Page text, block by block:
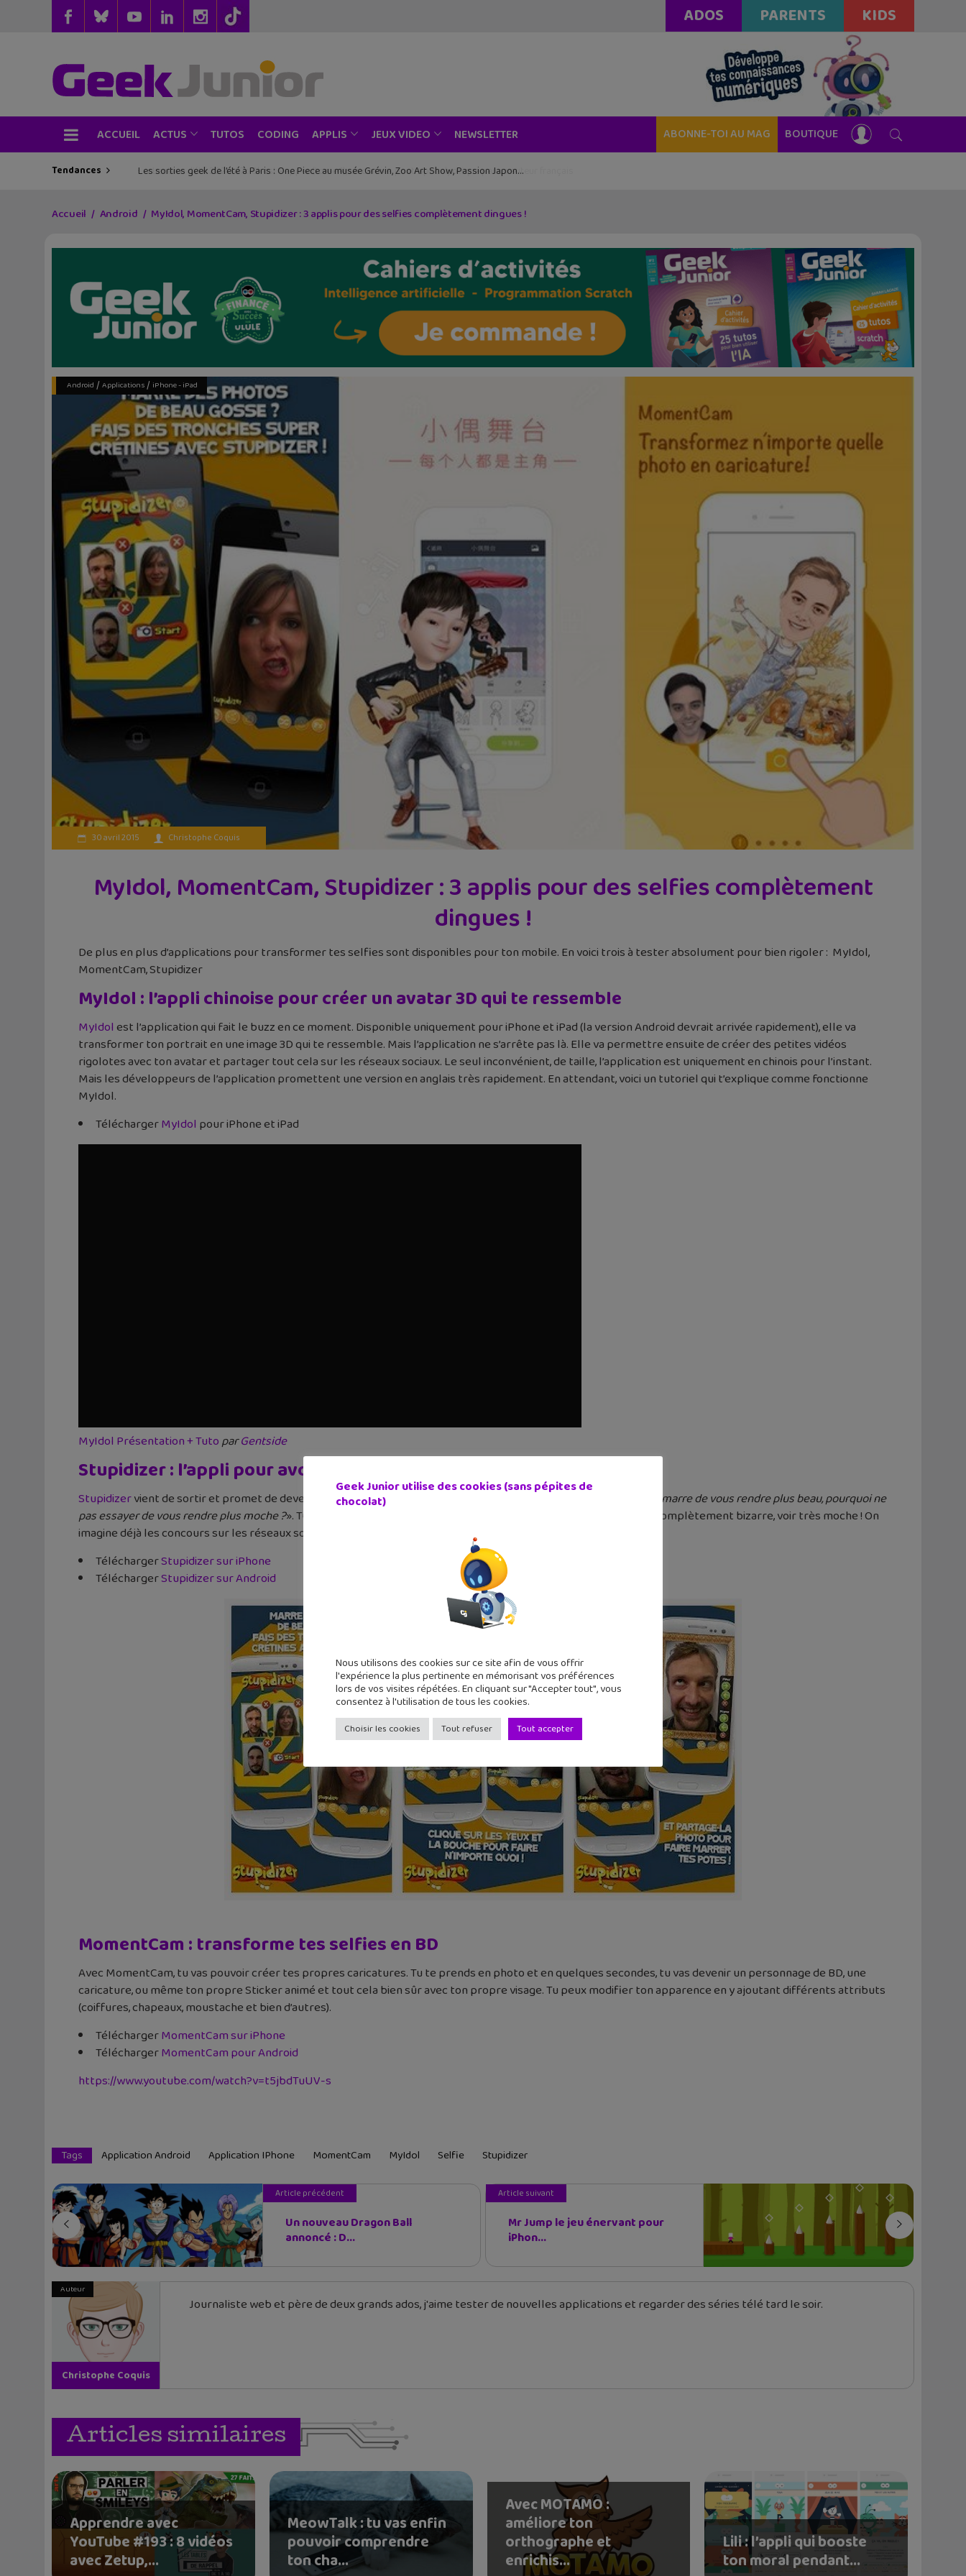
ADOS PARENTS KIDS
ACCUEIL ACTUS TUTOS CODING APPLIS JEUX VIDEO NEWSLETTER ABONNE-TOI AU MAG BOUTIQUE
Tendances Les sorties geek de l’été à Paris : One Piece au musée Grévin, Zoo Art Show, Passion Japon…
Accueil Android MyIdol, MomentCam, Stupidizer : 3 applis pour des selfies complètement dingues !
Android / Applications/ iPhone - iPad
30 avril 2015 Christophe Coquis
MyIdol, MomentCam, Stupidizer : 3 applis pour des selfies complètement
dingues !
De plus en plus d’applications pour transformer tes selfies sont disponibles pour ton mobile. En voici trois à tester absolument pour bien rigoler : MyIdol,
MomentCam, Stupidizer
MyIdol : l’appli chinoise pour créer un avatar 3D qui te ressemble
MyIdolest l’application qui fait le buzz en ce moment. Disponible uniquement pour iPhone et iPad (la version Android devrait arrivée rapidement), elle va
transformer ton portrait en une image 3D qui te ressemble. Mais l’application ne s’arrête pas là. Elle va permettre ensuite de créer des petites vidéos
rigolotes avec ton avatar et partager tout cela sur les réseaux sociaux. Le seul inconvénient, de taille, l’application est uniquement en chinois pour l’instant.
Mais les développeurs de l’application promettent une version en anglais très rapidement. En attendant, voici un tutoriel qui t’explique comme fonctionne
MyIdol.
TéléchargerMyIdol pour iPhone et iPad
MyIdol Présentation + TutoparGentside
Stupidizer : l’appli pour avoir l’air stupide sur tes selfies
Stupidizervient de sortir et promet de devenir un véritable carton. L’idée de Stupidizer est simple : «
Vous en avez marre de vous rendre plus beau, pourquoi ne
pas essayer de vous rendre plus moche ?». Tu prends une photo de ta tête et avec l’aide de filtres, tu vas devenir complètement bizarre, voir très moche ! On
imagine déjà les concours sur les réseaux sociaux pour savoir celui qui aura la tête la plus stupide.
TéléchargerStupidizer sur iPhone
TéléchargerStupidizer sur Android
MomentCam : transforme tes selfies en BD
Avec MomentCam, tu vas pouvoir créer tes propres caricatures. Tu te prends en photo et en quelques secondes, tu vas devenir un personnage de BD, une
caricature, ou même ton propre Sticker animé et tout cela bien sûr avec ton propre visage. Tu peux modifier ton apparence en y ajoutant différents attributs
(coiffures, chapeaux, moustache et bien d’autres).
TéléchargerMomentCam sur iPhone
TéléchargerMomentCam pour Android
https://www.youtube.com/watch?v=t5jbdTuUV-s
Tags Application Android Application IPhone MomentCam MyIdol Selfie Stupidizer
Article précédent
Un nouveau Dragon Ball
annoncé : D...
Article suivant
Mr Jump le jeu énervant pour
iPhon...
Auteur
Christophe Coquis
Journaliste web et père de deux grands ados, j'aime tester de nouvelles applications et regarder des séries télé tard le soir.
Articles similaires
Apprendre avec
YouTube #193 : 8 vidéos
avec Zetup,...
MeowTalk : tu vas enfin
pouvoir comprendre
ton cha...
Avec MOTAMO :
améliore ton
orthographe et
enrichis...
Lili : l’appli qui booste
ton moral pendant...
Geek Junior utilise des cookies (sans pépites de
chocolat)
Nous utilisons des cookies sur ce site afin de vous offrir
l'expérience la plus pertinente en mémorisant vos préférences
lors de vos visites répétées. En cliquant sur "Accepter tout", vous
consentez à l'utilisation de tous les cookies.
Choisir les cookies Tout refuser Tout accepter